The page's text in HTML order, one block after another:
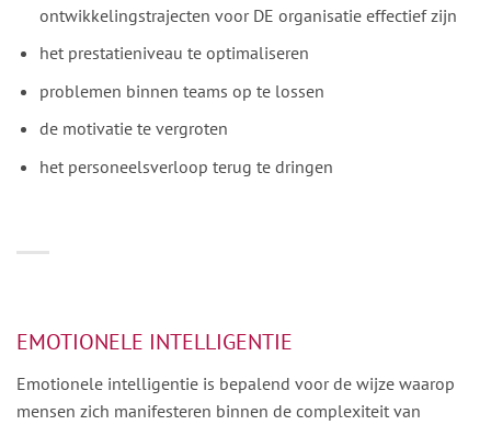
ontwikkelingstrajecten voor DE organisatie effectief zijn
het prestatieniveau te optimaliseren
problemen binnen teams op te lossen
de motivatie te vergroten
het personeelsverloop terug te dringen
EMOTIONELE INTELLIGENTIE
Emotionele intelligentie is bepalend voor de wijze waarop
mensen zich manifesteren binnen de complexiteit van